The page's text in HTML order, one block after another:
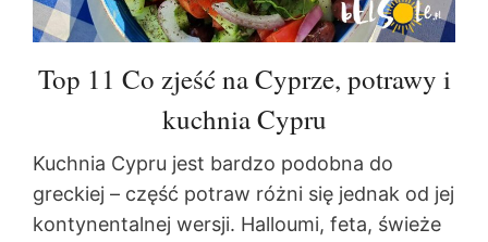
Top 11 Co zjeść na Cyprze, potrawy i
kuchnia Cypru
Kuchnia Cypru jest bardzo podobna do
greckiej – część potraw różni się jednak od jej
kontynentalnej wersji. Halloumi, feta, świeże